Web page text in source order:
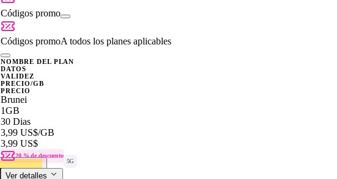
Códigos promo
Códigos promoA todos los planes aplicables
NOMBRE DEL PLAN
DATOS
VALIDEZ
PRECIO/GB
PRECIO
Brunei
1GB
30 Dias
3,99 US$/GB
3,99 US$
20 % de descuento
5G
Ver detalles